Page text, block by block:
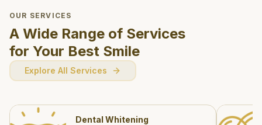
OUR SERVICES
A Wide Range of Services
for Your Best Smile
Explore All Services
Dental Whitening